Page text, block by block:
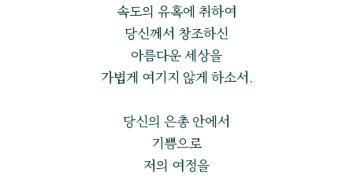
속도의 유혹에 취하여
당신께서 창조하신
아름다운 세상을
가볍게 여기지 않게 하소서.
당신의 은총 안에서
기쁨으로
저의 여정을